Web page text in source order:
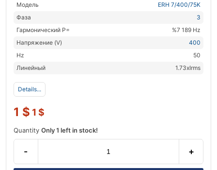
Модель
ERH 7/400/75K
Фаза
3
Гармонический P=
%7 189 Hz
Напряжение (V)
400
Hz
50
Линейный
1.73xIrms
Details...
1 $ 1 $
Quantity Only 1 left in stock!
- +